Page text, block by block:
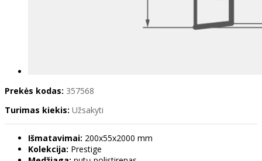
Prekės kodas: 357568
Turimas kiekis: Užsakyti
Išmatavimai: 200x55x2000 mm
Kolekcija: Prestige